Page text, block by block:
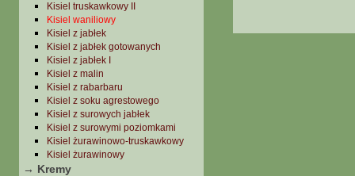
Kisiel truskawkowy II
Kisiel waniliowy
Kisiel z jabłek
Kisiel z jabłek gotowanych
Kisiel z jabłek I
Kisiel z malin
Kisiel z rabarbaru
Kisiel z soku agrestowego
Kisiel z surowych jabłek
Kisiel z surowymi poziomkami
Kisiel żurawinowo-truskawkowy
Kisiel żurawinowy
→ Kremy